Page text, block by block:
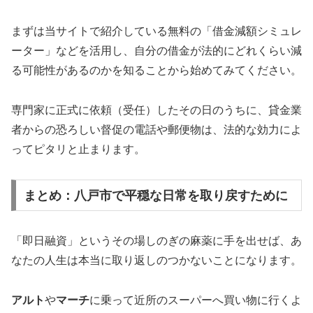
まずは当サイトで紹介している無料の「借金減額シミュレ
ーター」などを活用し、自分の借金が法的にどれくらい減
る可能性があるのかを知ることから始めてみてください。
専門家に正式に依頼（受任）したその日のうちに、貸金業
者からの恐ろしい督促の電話や郵便物は、法的な効力によ
ってピタリと止まります。
まとめ：八戸市で平穏な日常を取り戻すために
「即日融資」というその場しのぎの麻薬に手を出せば、あ
なたの人生は本当に取り返しのつかないことになります。
アルトやマーチに乗って近所のスーパーへ買い物に行くよ